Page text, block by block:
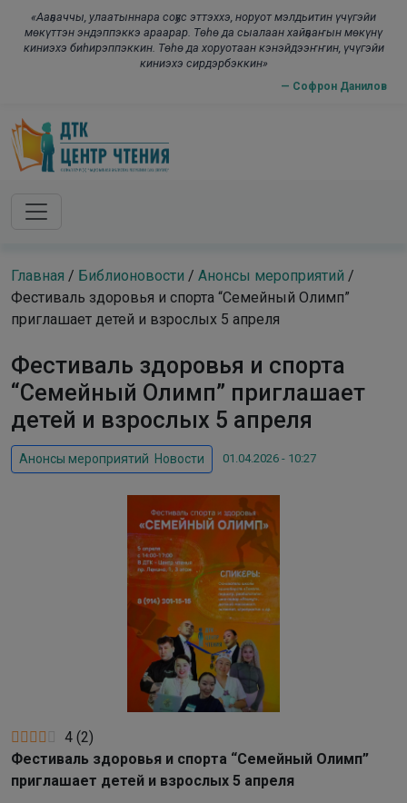
«Ааҕааччы, улаатыннара соҕус эттэххэ, норуот мэлдьитин үчүгэйи
мөкүттэн эндэппэккэ араарар. Төһө да сыалаан хайҕааҥын мөкүнү
киниэхэ биһирэппэккин. Төһө да хоруотаан кэнэйдээҥҥин, үчүгэйи
киниэхэ сирдэрбэккин»
— Софрон Данилов
Skip to main content
Главная / Библионовости / Анонсы мероприятий /
Фестиваль здоровья и спорта “Семейный Олимп”
приглашает детей и взрослых 5 апреля
Фестиваль здоровья и спорта
“Семейный Олимп” приглашает
детей и взрослых 5 апреля
Анонсы мероприятий Новости 01.04.2026 - 10:27
4 (2)
Фестиваль здоровья и спорта “Семейный Олимп”
приглашает детей и взрослых 5 апреля